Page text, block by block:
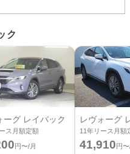
ク
ーグ レイバック
ス月額定額
円〜/月
レヴォーグ
11年リース月額
41,910円